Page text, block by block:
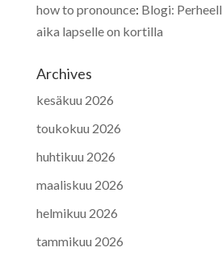
how to pronounce: Blogi:
aika lapselle on kortilla
Archives
kesäkuu 2026
toukokuu 2026
huhtikuu 2026
maaliskuu 2026
helmikuu 2026
tammikuu 2026